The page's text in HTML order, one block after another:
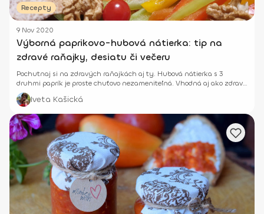
Recepty
9 Nov 2020
Výborná paprikovo-hubová nátierka: tip na
zdravé raňajky, desiatu či večeru
Pochutnaj si na zdravých raňajkách aj ty. Hubová nátierka s 3
druhmi paprík je proste chuťovo nezameniteľná. Vhodná aj ako zdravá
desiata či večera.
Iveta Kašická